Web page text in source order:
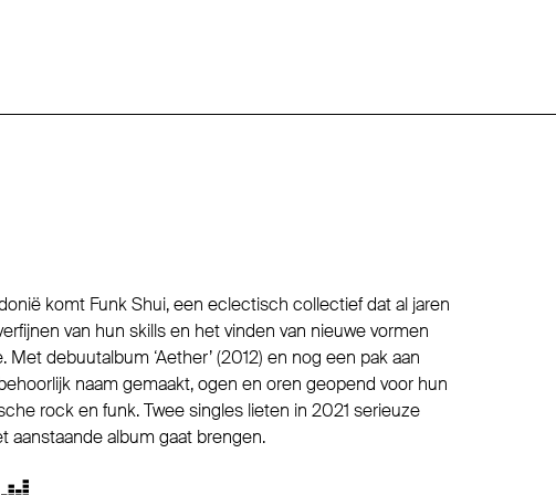
komt Funk Shui, een eclectisch collectief dat al jaren
van hun skills en het vinden van nieuwe vormen
Met debuutalbum ‘Aether’ (2012) en nog een pak aan
naam gemaakt, ogen en oren geopend voor hun
rock en funk. Twee singles lieten in 2021 serieuze
aanstaande album gaat brengen.